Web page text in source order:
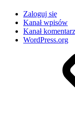
Zaloguj się
Kanał wpisów
Kanał
WordPress.org